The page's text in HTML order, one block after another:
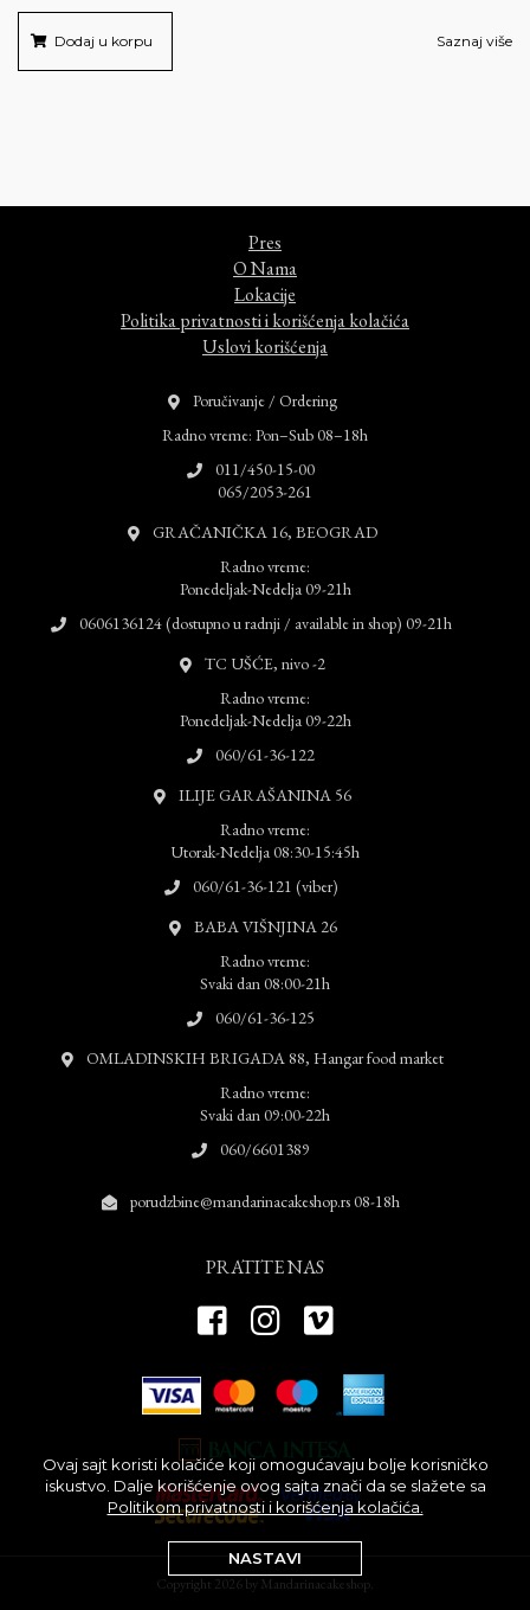
Dodaj u korpu Saznaj više
Pres
O Nama
Lokacije
Politika privatnosti i korišćenja kolačića
Uslovi korišćenja
Poručivanje / Ordering
Radno vreme: Pon–Sub 08–18h
011/450-15-00
065/2053-261
GRAČANIČKA 16, BEOGRAD
Radno vreme:
Ponedeljak-Nedelja 09-21h
0606136124 (dostupno u radnji / available in shop) 09-21h
TC UŠĆE, nivo -2
Radno vreme:
Ponedeljak-Nedelja 09-22h
060/61-36-122
ILIJE GARAŠANINA 56
Radno vreme:
Utorak-Nedelja 08:30-15:45h
060/61-36-121 (viber)
BABA VIŠNJINA 26
Radno vreme:
Svaki dan 08:00-21h
060/61-36-125
OMLADINSKIH BRIGADA 88, Hangar food market
Radno vreme:
Svaki dan 09:00-22h
060/6601389
porudzbine@mandarinacakeshop.rs 08-18h
PRATITE NAS
Copyright 2026 by Mandarinacakeshop.
Ovaj sajt koristi kolačiće koji omogućavaju bolje korisničko
iskustvo. Dalje korišćenje ovog sajta znači da se slažete sa
Politikom privatnosti i korišćenja kolačića.
NASTAVI